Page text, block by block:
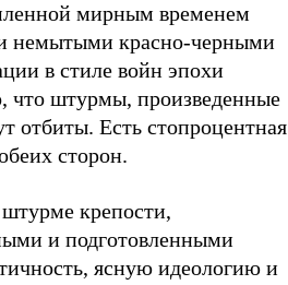
мирным временем
немытыми красно-черными
в стиле войн эпохи
что штурмы, произведенные
отбиты. Есть стопроцентная
сторон.
крепости,
и подготовленными
ясную идеологию и